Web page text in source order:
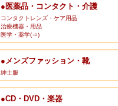
●医薬品・コンタクト・介護
コンタクトレンズ・ケア用品
治療機器・用品
医学・薬学(⇒)
●メンズファッション・靴
紳士服
●CD・DVD・楽器